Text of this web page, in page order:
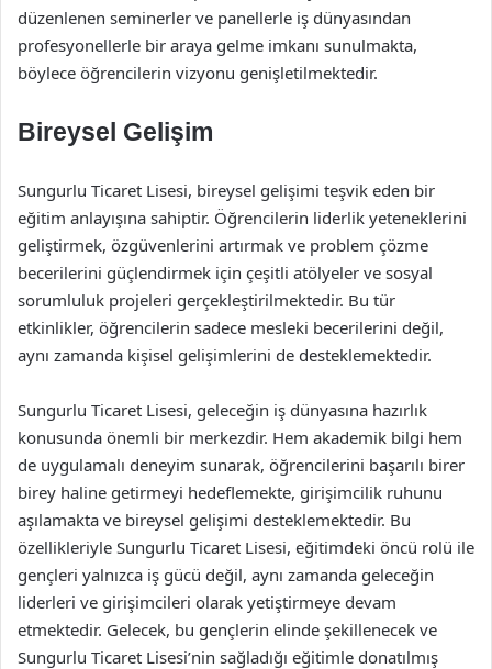
düzenlenen seminerler ve panellerle iş dünyasından
profesyonellerle bir araya gelme imkanı sunulmakta,
böylece öğrencilerin vizyonu genişletilmektedir.
Bireysel Gelişim
Sungurlu Ticaret Lisesi, bireysel gelişimi teşvik eden bir
eğitim anlayışına sahiptir. Öğrencilerin liderlik yeteneklerini
geliştirmek, özgüvenlerini artırmak ve problem çözme
becerilerini güçlendirmek için çeşitli atölyeler ve sosyal
sorumluluk projeleri gerçekleştirilmektedir. Bu tür
etkinlikler, öğrencilerin sadece mesleki becerilerini değil,
aynı zamanda kişisel gelişimlerini de desteklemektedir.
Sungurlu Ticaret Lisesi, geleceğin iş dünyasına hazırlık
konusunda önemli bir merkezdir. Hem akademik bilgi hem
de uygulamalı deneyim sunarak, öğrencilerini başarılı birer
birey haline getirmeyi hedeflemekte, girişimcilik ruhunu
aşılamakta ve bireysel gelişimi desteklemektedir. Bu
özellikleriyle Sungurlu Ticaret Lisesi, eğitimdeki öncü rolü ile
gençleri yalnızca iş gücü değil, aynı zamanda geleceğin
liderleri ve girişimcileri olarak yetiştirmeye devam
etmektedir. Gelecek, bu gençlerin elinde şekillenecek ve
Sungurlu Ticaret Lisesi’nin sağladığı eğitimle donatılmış